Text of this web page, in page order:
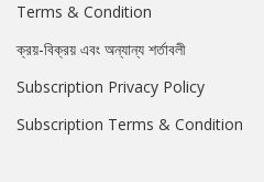
Terms & Condition
ক্রয়-বিক্রয় এবং অন্যান্য শর্তাবলী
Subscription Privacy Policy
Subscription Terms & Condition